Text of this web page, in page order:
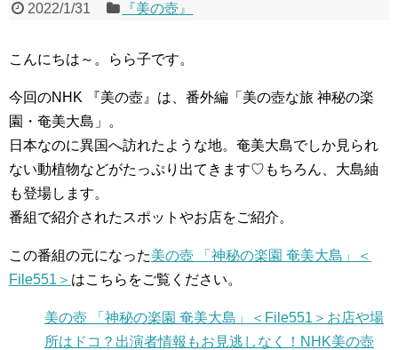
2022/1/31 『美の壺』
こんにちは～。らら子です。
今回のNHK 『美の壺』は、番外編「美の壺な旅 神秘の楽
園・奄美大島」。
日本なのに異国へ訪れたような地。奄美大島でしか見られ
ない動植物などがたっぷり出てきます♡もちろん、大島紬
も登場します。
番組で紹介されたスポットやお店をご紹介。
この番組の元になった美の壺 「神秘の楽園 奄美大島」＜
File551＞ はこちらをご覧ください。
美の壺 「神秘の楽園 奄美大島」＜File551＞お店や場
所はドコ？出演者情報もお見逃しなく！NHK美の壺